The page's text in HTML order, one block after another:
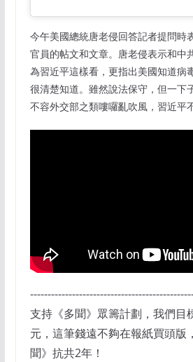
今午美國總統唐老侵回答記者提問時
官員的帖文和文章。唐老侵表示和中
為習近平這樣看，更指出美國知道病
很清楚知道。雖然說法保守，但一下
不容外交部之類嘍囉亂吹風，習近平
支持《多聞》眾籌計劃，我們目
元，這筆錢遠不夠在報紙買頭版
聞》抗共2年！